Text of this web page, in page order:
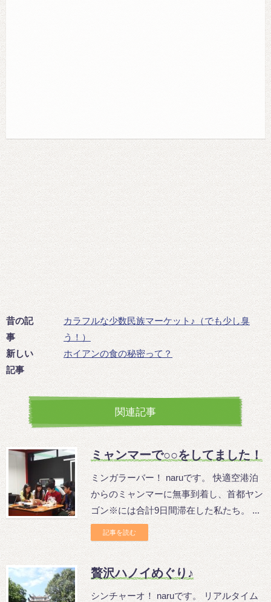
昔の記
事
カラフルな少数民族マーケット♪（でも少し臭
う！）
新しい
記事
ホイアンの食の秘密って？
関連記事
ミャンマーで○○をしてました！
ミンガラーバー！ naruです。 快適空港泊
からのミャンマーに無事到着し、首都ヤン
ゴン※には合計9日間滞在した私たち。 ...
記事を読む
贅沢ハノイめぐり♪
シンチャーオ！ naruです。 リアルタイム